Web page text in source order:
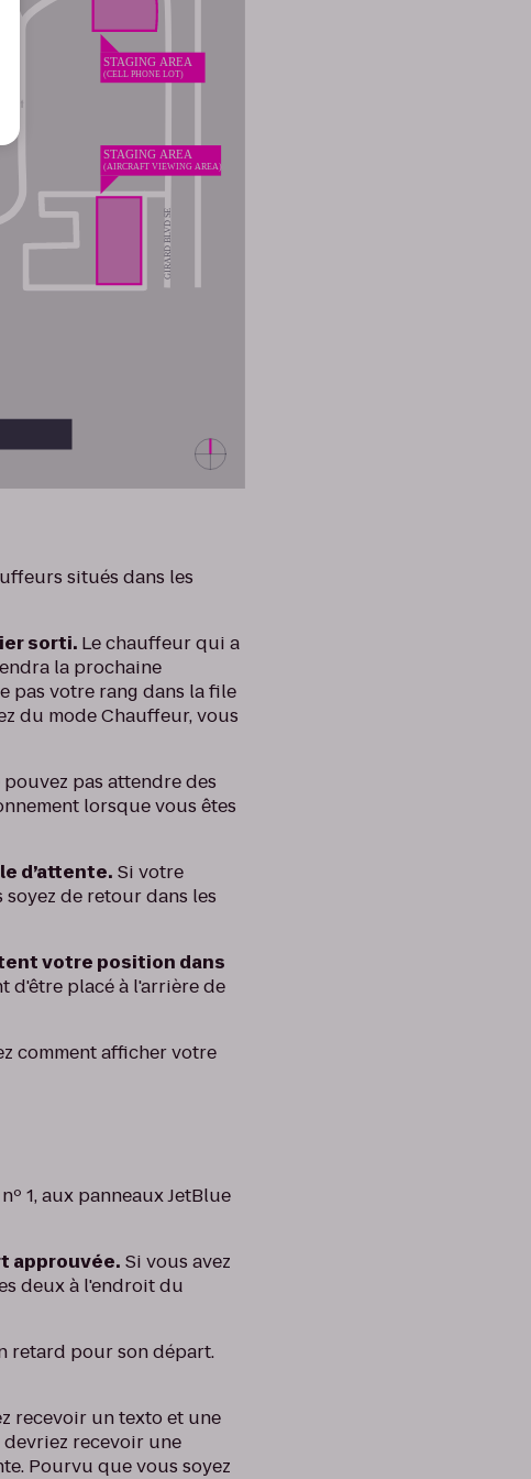
situés dans les
sorti. Le chauffeur qui a
la prochaine
pas votre rang dans la file
du mode Chauffeur, vous
pouvez pas attendre des
lorsque vous êtes
d’attente. Si votre
de retour dans les
votre position dans
d'être placé à l'arrière de
comment afficher votre
1, aux panneaux JetBlue
approuvée. Si vous avez
deux à l'endroit du
retard pour son départ.
recevoir un texto et une
recevoir une
Pourvu que vous soyez